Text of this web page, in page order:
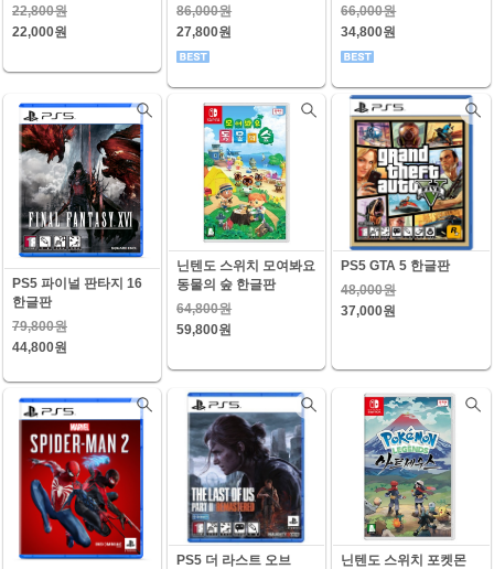
22,800원
22,000원
86,000원
27,800원
66,000원
34,800원
PS5 파이널 판타지 16
한글판
79,800원
44,800원
닌텐도 스위치 모여봐요
동물의 숲 한글판
64,800원
59,800원
PS5 GTA 5 한글판
48,000원
37,000원
PS5 더 라스트 오브
닌텐도 스위치 포켓몬